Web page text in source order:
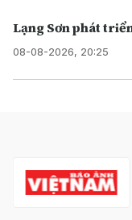
Lạng Sơn phát
08-08-2026, 20:25